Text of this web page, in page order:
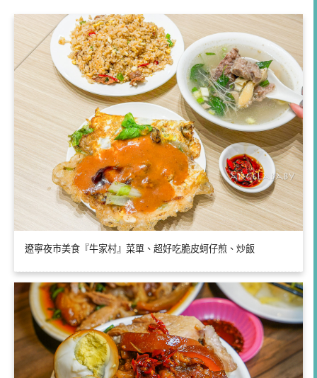
遼寧夜市美食『牛家村』菜單、超好吃脆皮蚵仔煎、炒飯